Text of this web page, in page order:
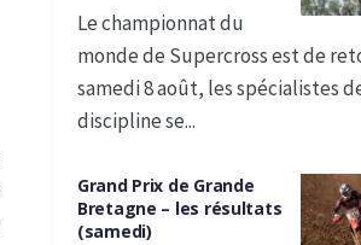
Le championnat du
monde de Supercross est de
samedi 8 août, les spécialistes
discipline se...
Grand Prix de Grande
Bretagne – les résultats
(samedi)